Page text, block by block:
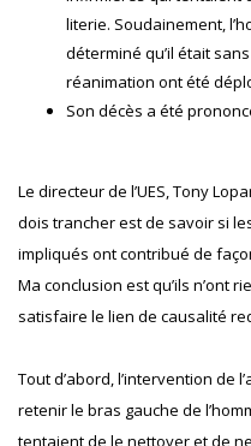
literie. Soudainement,
déterminé qu’il était
réanimation ont été
Son décès a été
Le directeur de l’UES, Tony
dois trancher est de savoir si
impliqués ont contribué de
Ma conclusion est qu’ils n’ont
satisfaire le lien de causalité
Tout d’abord, l’intervention de
retenir le bras gauche de
tentaient de le nettoyer et de